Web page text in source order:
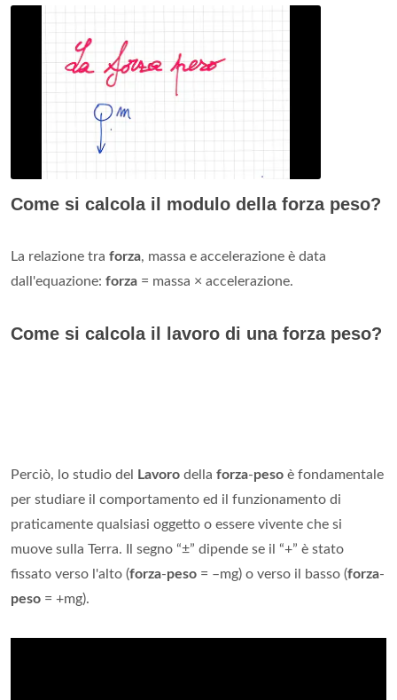
Come si calcola il modulo della forza peso?
La relazione tra forza, massa e accelerazione è data
dall'equazione: forza = massa × accelerazione.
Come si calcola il lavoro di una forza peso?
Perciò, lo studio del Lavoro della forza-peso è fondamentale
per studiare il comportamento ed il funzionamento di
praticamente qualsiasi oggetto o essere vivente che si
muove sulla Terra. Il segno “±” dipende se il “+” è stato
fissato verso l'alto (forza-peso = –mg) o verso il basso (forza-
peso = +mg).